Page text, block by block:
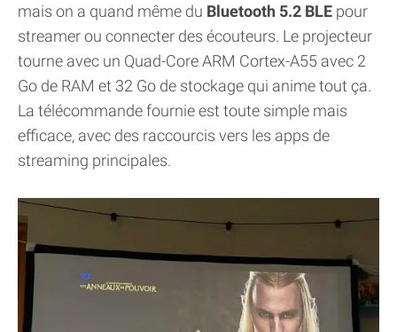
mais on a quand même du Bluetooth 5.2 BLE pour
streamer ou connecter des écouteurs. Le projecteur
tourne avec un Quad-Core ARM Cortex-A55 avec 2
Go de RAM et 32 Go de stockage qui anime tout ça.
La télécommande fournie est toute simple mais
efficace, avec des raccourcis vers les apps de
streaming principales.